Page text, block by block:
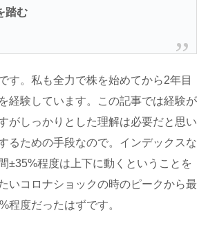
踏む
す。私も全力で株を始めてから2年目
経験しています。この記事では経験が
がしっかりとした理解は必要だと思い
るための手段なので。インデックスな
±35%程度は上下に動くということを
いコロナショックの時のピークから最
程度だったはずです。